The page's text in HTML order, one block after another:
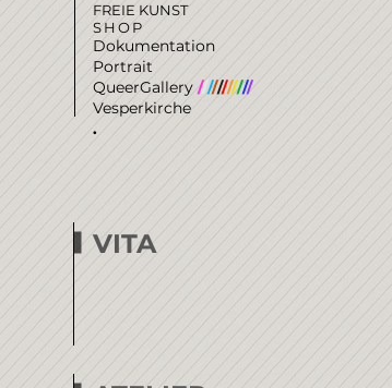
FREIE KUNST
SHOP
Dokumentation
Portrait
QueerGallery ///////////
Vesperkirche
.
VITA